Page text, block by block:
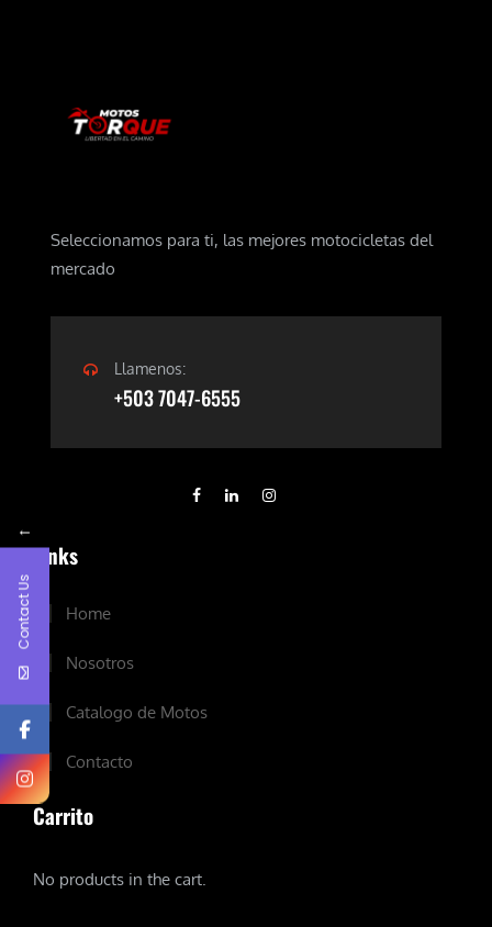
Seleccionamos para ti, las mejores motocicletas del
mercado
Llamenos:
+503 7047-6555
Links
Home
Nosotros
Catalogo de Motos
Contacto
Carrito
No products in the cart.
←
Contact Us